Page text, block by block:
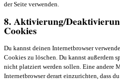
der Seite verwenden.
8. Aktivierung/
Cookies
Du kannst deinen Internetbrowser
Cookies zu löschen. Du kannst außerdem
nicht platziert werden sollen. Eine andere
Internetbrowser derart einzurichten, dass